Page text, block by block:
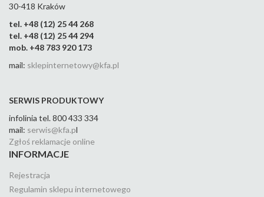
30-418 Kraków
tel. +48 (12) 25 44 268
tel. +48 (12) 25 44 294
mob. +48 783 920 173
mail: sklepinternetowy@kfa.pl
SERWIS PRODUKTOWY
infolinia tel. 800 433 334
mail: serwis@kfa.pl
Zgłoś reklamacje online
INFORMACJE
Rejestracja
Regulamin sklepu internetowego